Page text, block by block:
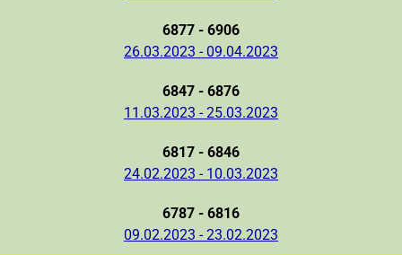
6877 - 6906
26.03.2023 - 09.04.2023
6847 - 6876
11.03.2023 - 25.03.2023
6817 - 6846
24.02.2023 - 10.03.2023
6787 - 6816
09.02.2023 - 23.02.2023